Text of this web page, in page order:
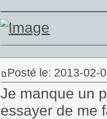
Posté le: 2013-02-
Je manque un
essayer de me